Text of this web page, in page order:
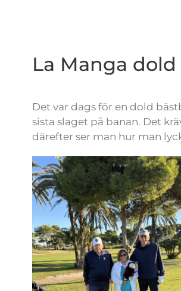
La Manga dold
Det var dags för en dold
sista slaget på banan. Det
därefter ser man hur man